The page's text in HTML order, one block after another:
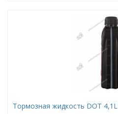
Тормозная жидкость DOT 4,1L